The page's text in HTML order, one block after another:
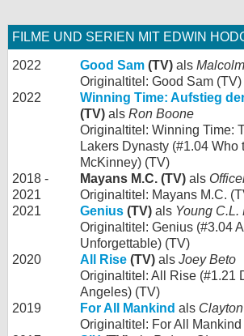
FILME UND SERIEN MIT EDWIN
2022 Good Sam (TV) als
Originaltitel: Good Sam (TV)
2022
Winning Time: Aufstieg
(TV) als Ron Boone
Originaltitel: Winning Time:
Lakers Dynasty (#1.04 Who
McKinney) (TV)
2018 -
2021
Mayans M.C. (TV) als
Originaltitel: Mayans M.C.
2021
Genius (TV) als Young C.L.
Originaltitel: Genius (#3.04
Unforgettable) (TV)
2020
All Rise (TV) als Joey Beto
Originaltitel: All Rise (#1.21
Angeles) (TV)
2019
For All Mankind als
Originaltitel: For All Mankind